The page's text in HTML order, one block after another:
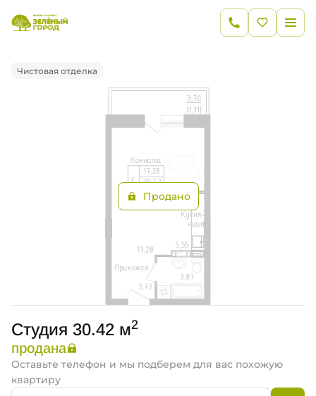
Студия30.42 м Цена по запросу
Ипотекаот 25 261 руб.
Чистовая отделка
Продано
Студия 30.42 м2
продана
Оставьте телефон и мы подберем для вас похожую
квартиру